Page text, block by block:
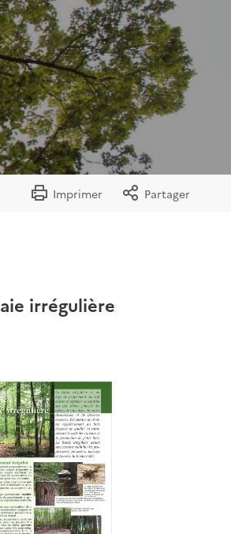
Imprimer Partager
irrégulière